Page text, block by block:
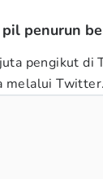
penurun
pengikut di
melalui Twitter.